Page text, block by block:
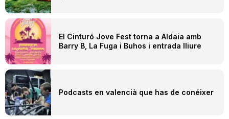
El Cinturó Jove Fest torna a Aldaia amb
Barry B, La Fuga i Buhos i entrada lliure
Podcasts en valencià que has de conéixer